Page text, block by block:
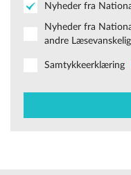
Nyheder fra
Nyheder fra
andre
Samtykkeerklæring